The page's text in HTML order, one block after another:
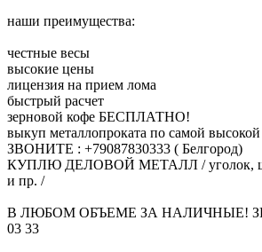
наши преимущества:
честные весы
высокие цены
лицензия на прием лома
быстрый расчет
зерновой кофе БЕСПЛАТНО!
выкуп металлопроката по самой
ЗВОНИТЕ : +79087830333 ( Белгород)
КУПЛЮ ДЕЛОВОЙ МЕТАЛЛ / уголок,
и пр. /
В ЛЮБОМ ОБЪЕМЕ ЗА НАЛИЧНЫЕ!
03 33